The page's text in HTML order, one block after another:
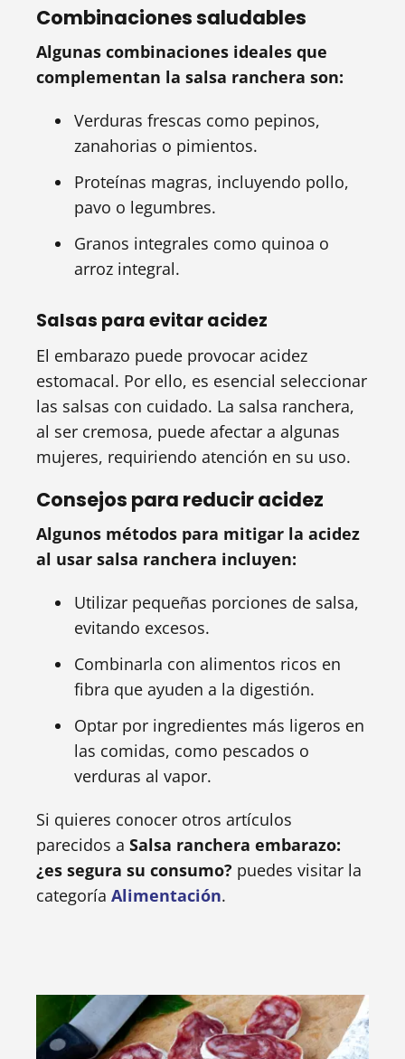
Combinaciones saludables
Algunas combinaciones ideales que
complementan la salsa ranchera son:
Verduras frescas como pepinos,
zanahorias o pimientos.
Proteínas magras, incluyendo pollo,
pavo o legumbres.
Granos integrales como quinoa o
arroz integral.
Salsas para evitar acidez
El embarazo puede provocar acidez
estomacal. Por ello, es esencial seleccionar
las salsas con cuidado. La salsa ranchera,
al ser cremosa, puede afectar a algunas
mujeres, requiriendo atención en su uso.
Consejos para reducir acidez
Algunos métodos para mitigar la acidez
al usar salsa ranchera incluyen:
Utilizar pequeñas porciones de salsa,
evitando excesos.
Combinarla con alimentos ricos en
fibra que ayuden a la digestión.
Optar por ingredientes más ligeros en
las comidas, como pescados o
verduras al vapor.
Si quieres conocer otros artículos
parecidos a Salsa ranchera embarazo:
¿es segura su consumo? puedes visitar la
categoría Alimentación.